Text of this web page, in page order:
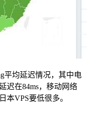
平均延迟情况，其中电
迟在84ms，移动网络
本VPS要低很多。